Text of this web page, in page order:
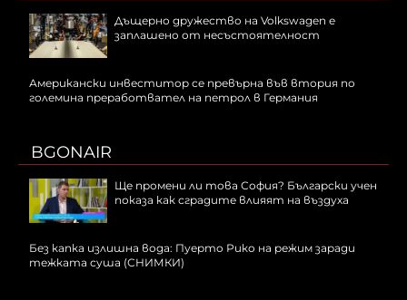
Дъщерно дружество на Volkswagen е
заплашено от несъстоятелност
Американски инвеститор се превърна във втория по
големина преработвател на петрол в Германия
BGONAIR
Ще промени ли това София? Български учен
показа как сградите влияят на въздуха
Без капка излишна вода: Пуерто Рико на режим заради
тежката суша (СНИМКИ)